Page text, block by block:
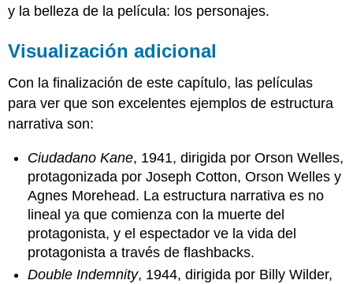
y la belleza de la película: los personajes.
Visualización adicional
Con la finalización de este capítulo, las películas
para ver que son excelentes ejemplos de estructura
narrativa son:
Ciudadano Kane, 1941, dirigida por Orson Welles,
protagonizada por Joseph Cotton, Orson Welles y
Agnes Morehead. La estructura narrativa es no
lineal ya que comienza con la muerte del
protagonista, y el espectador ve la vida del
protagonista a través de flashbacks.
Double Indemnity, 1944, dirigida por Billy Wilder,